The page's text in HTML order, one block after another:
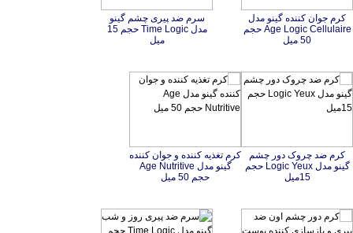
کرم جوان کننده گینو مدل
Age Logic Cellulaire حجم
50 میل
سرم ضد پیری چشم گینو
مدل Time Logic حجم 15
میل
کرم ضد چروک دور چشم
گینو مدل Logic Yeux حجم
15میل
کرم تغذیه کننده و جوان کننده
گینو مدل Age Nutritive
حجم 50 میل